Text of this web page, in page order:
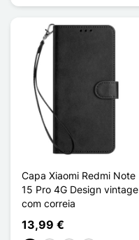
Capa Xiaomi Redmi Note
15 Pro 4G Design vintage
com correia
13,99 €